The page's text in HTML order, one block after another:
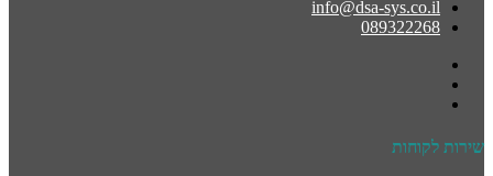
info@dsa-sys.co.il
089322268
שירות לקוחות